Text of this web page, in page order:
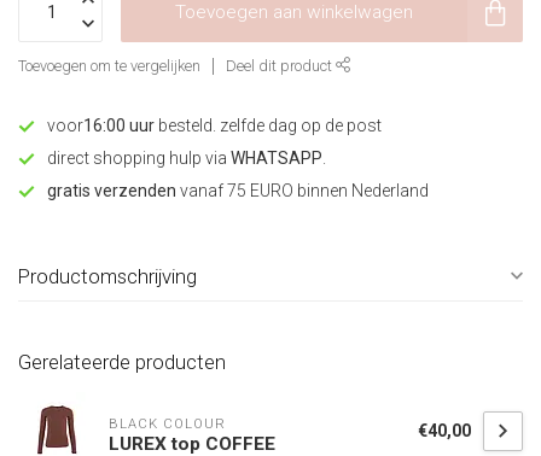
Toevoegen aan winkelwagen
Toevoegen om te vergelijken Deel dit product
voor16:00 uur besteld. zelfde dag op de post
direct shopping hulp via WHATSAPP
gratis verzenden vanaf 75 EURO binnen Nederland
Productomschrijving
Gerelateerde producten
BLACK COLOUR
LUREX top COFFEE
€40,00